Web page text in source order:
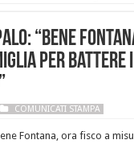
“Bene
per battere
COMUNICATI STAMPA
Fontana, ora fisco a